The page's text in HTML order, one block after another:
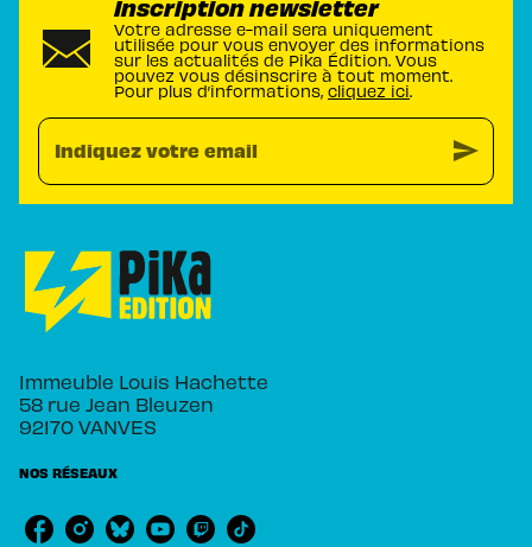
Inscription newsletter
Votre adresse e-mail sera uniquement
utilisée pour vous envoyer des informations
sur les actualités de Pika Édition. Vous
pouvez vous désinscrire à tout moment.
Pour plus d’informations, cliquez ici.
Indiquez votre email send
Immeuble Louis Hachette
58 rue Jean Bleuzen
92170 VANVES
NOS RÉSEAUX